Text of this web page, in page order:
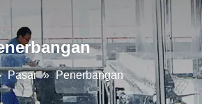
Pasar » Penerbangan